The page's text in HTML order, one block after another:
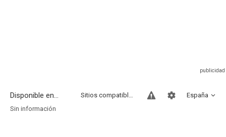
Disponible en... España
Sitios compatibles
Sin información